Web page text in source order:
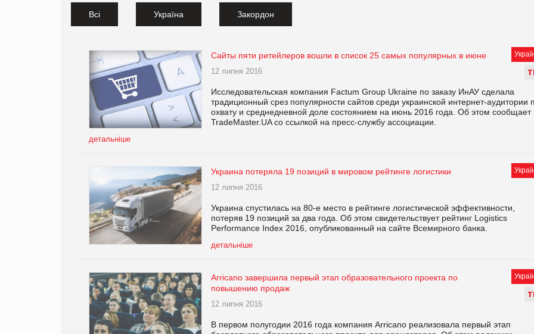
Всі Україна Закордон
Т
Сайты пяти ритейлеров вошли в список 25 самых популярных в июне
12 липня 2016
Исследовательская компания Factum Group Ukraine по заказу ИнАУ сделала
традиционный срез популярности сайтов среди украинской интернет-аудитории
охвату и среднедневной доле состоянием на июнь 2016 года. Об этом сообщает
TradeMaster.UA со ссылкой на пресс-службу ассоциации.
детальніше
Украина потеряла 19 позиций в мировом рейтинге логистики
12 липня 2016
Украина спустилась на 80-е место в рейтинге логистической эффективности,
потеряв 19 позиций за два года. Об этом свидетельствует рейтинг Logistics
Performance Index 2016, опубликованный на сайте Всемирного банка.
детальніше
Т
Arricano завершила первый этап образовательного проекта по
повышению продаж
12 липня 2016
В первом полугодии 2016 года компания Arricano реализовала первый этап